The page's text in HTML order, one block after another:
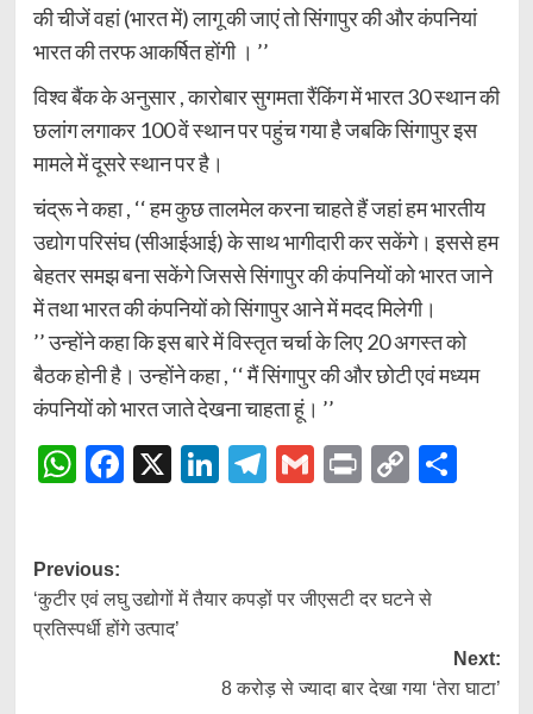
की चीजें वहां (भारत में) लागू की जाएं तो सिंगापुर की और कंपनियां
भारत की तरफ आकर्षित होंगी । ’’
विश्व बैंक के अनुसार , कारोबार सुगमता रैंकिंग में भारत 30 स्थान की
छलांग लगाकर 100 वें स्थान पर पहुंच गया है जबकि सिंगापुर इस
मामले में दूसरे स्थान पर है।
चंद्रू ने कहा , ‘‘ हम कुछ तालमेल करना चाहते हैं जहां हम भारतीय
उद्योग परिसंघ (सीआईआई) के साथ भागीदारी कर सकेंगे। इससे हम
बेहतर समझ बना सकेंगे जिससे सिंगापुर की कंपनियों को भारत जाने
में तथा भारत की कंपनियों को सिंगापुर आने में मदद मिलेगी।
’’ उन्होंने कहा कि इस बारे में विस्तृत चर्चा के लिए 20 अगस्त को
बैठक होनी है। उन्होंने कहा , ‘‘ मैं सिंगापुर की और छोटी एवं मध्यम
कंपनियों को भारत जाते देखना चाहता हूं। ’’
WhatsApp
Facebook
X LinkedIn
Telegram
Gmail
Print
Copy
Post
navigation
Previous:
‘कुटीर एवं लघु उद्योगों में तैयार कपड़ों पर जीएसटी दर घटने से
प्रतिस्पर्धी होंगे उत्पाद’
Next:
8 करोड़ से ज्यादा बार देखा गया ‘तेरा घाटा’